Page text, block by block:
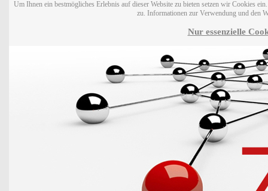
Um Ihnen ein bestmögliches Erlebnis auf dieser Website zu bieten setzen wir Cookies
zu. Informationen zur Verwendung und den
Nur essenzielle